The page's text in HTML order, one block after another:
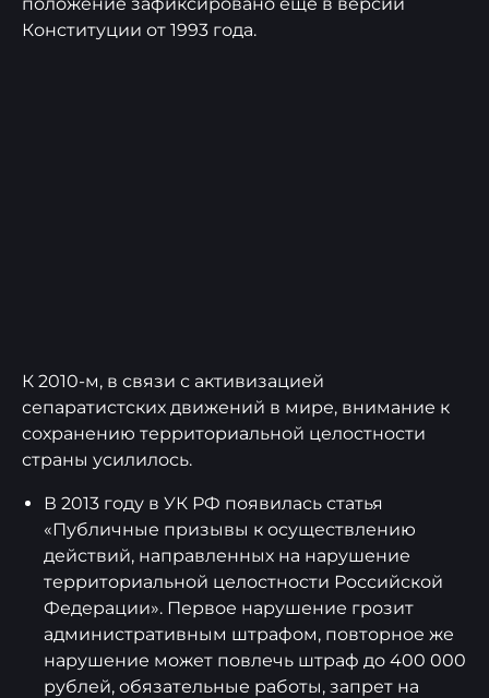
Конституции от 1993 года.
К 2010-м, в связи с активизацией
сепаратистских движений в мире, внимание к
сохранению территориальной целостности
страны усилилось.
В 2013 году в УК РФ появилась статья
«Публичные призывы к осуществлению
действий, направленных на нарушение
территориальной целостности Российской
Федерации». Первое нарушение грозит
административным штрафом, повторное же
нарушение может повлечь штраф до 400 000
рублей, обязательные работы, запрет на